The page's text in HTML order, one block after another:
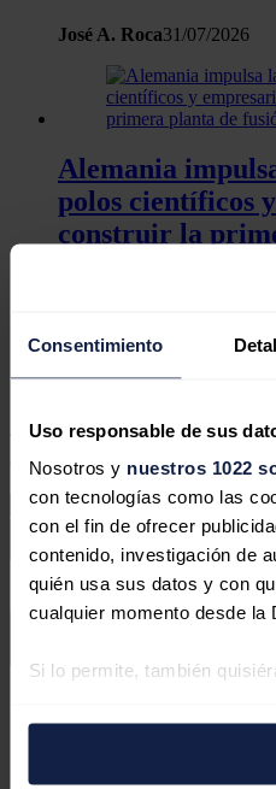
Consentimiento
Uso responsable de sus
Nosotros y nuestros 1022
con tecnologías como las
con el fin de ofrecer
contenido, investigación de
quién usa sus datos y con
cualquier momento desde la
Si lo permite, también
Identificar su
José A. Roca31/07/2026
Alemania
polos científicos
construir la
No hay comentarios
Tu dirección de correo electrónico
campos son obligatorios
Este sitio web está protegido
privacidad
Términos de servicio